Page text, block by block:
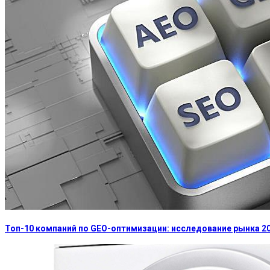
Топ-10 компаний по GEO-оптимизации: исследование рынка